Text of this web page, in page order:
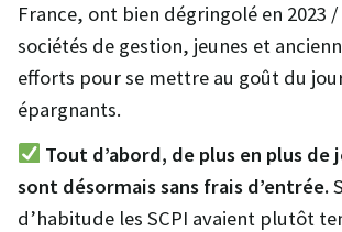
France, ont bien dégringolé en 2023 /
sociétés de gestion, jeunes et
efforts pour se mettre au goût du
épargnants.
Tout d’abord, de plus en plus de
sont désormais sans frais d’entrée.
d’habitude les SCPI avaient plutôt